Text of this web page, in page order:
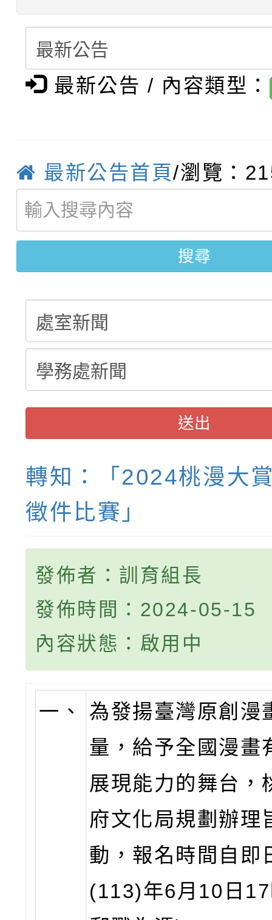
結果(第4招)
學年度第1學期第7次代
結果(第12招)
轉知：桃園市115學年
賽及師生本土語及新住
賽實施要點
轉知：「桃園市115學
比賽實施要點」
轉知：「115年金融知
畫影片一案
劇比賽實施要點」及修
表
轉知：桃園市115年度
敬師藝文競賽』實施計
【甄選結果(第11招)】
學年度第1學期第7次
【甄選結果(第3招)】
結果(第3招)
最新公告 / 內容類型：
最新公告首頁/瀏覽：
搜尋
送出
轉知：「2024桃漫大
徵件比賽」
發佈者：訓育組長
發佈時間：2024-05-15
內容狀態：啟用中
一、
為發揚臺灣原創漫
量，給予全國漫畫
展現能力的舞台，
府文化局規劃辦理
動，報名時間自即
(113)年6月10日